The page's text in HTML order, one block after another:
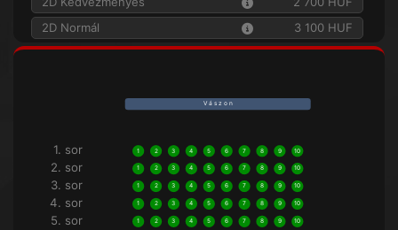
2D Normál
3 100 HUF
V á s z o n
1. sor 1 2 3 4 5 6 7 8 9 10
2. sor 1 2 3 4 5 6 7 8 9 10
3. sor 1 2 3 4 5 6 7 8 9 10
4. sor 1 2 3 4 5 6 7 8 9 10
5. sor 1 2 3 4 5 6 7 8 9 10